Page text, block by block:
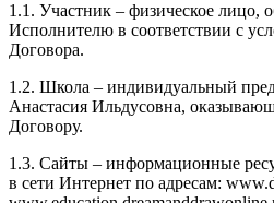
1.1. Участник – физическое лицо,
Исполнителю в соответствии с
Договора.
1.2. Школа – индивидуальный
Анастасия Ильдусовна,
Договору.
1.3. Сайты – информационные
в сети Интернет по адресам: